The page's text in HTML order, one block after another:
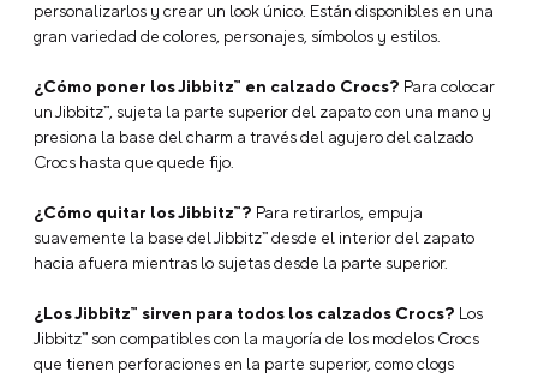
personalizarlos y crear un look único. Están disponibles en una
gran variedad de colores, personajes, símbolos y estilos.
¿Cómo poner los Jibbitz™ en calzado Crocs? Para colocar
un Jibbitz™, sujeta la parte superior del zapato con una mano y
presiona la base del charm a través del agujero del calzado
Crocs hasta que quede fijo.
¿Cómo quitar los Jibbitz™? Para retirarlos, empuja
suavemente la base del Jibbitz™ desde el interior del zapato
hacia afuera mientras lo sujetas desde la parte superior.
¿Los Jibbitz™ sirven para todos los calzados Crocs? Los
Jibbitz™ son compatibles con la mayoría de los modelos Crocs
que tienen perforaciones en la parte superior, como clogs